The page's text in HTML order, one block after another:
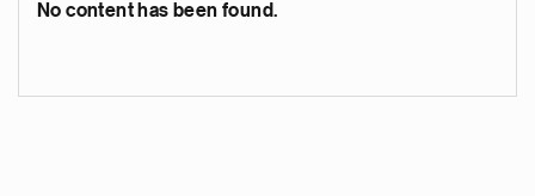
No content has been found.